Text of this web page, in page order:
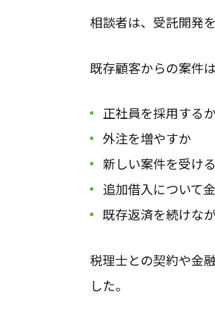
相談者は、受託開発
既存顧客からの案件
正社員を採用する
外注を増やすか
新しい案件を受け
追加借入について
既存返済を続けな
税理士との契約や金
した。